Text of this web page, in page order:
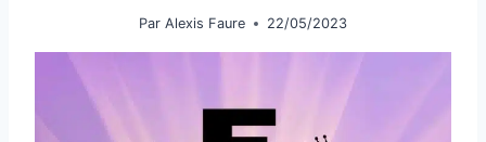
Par Alexis Faure 22/05/2023